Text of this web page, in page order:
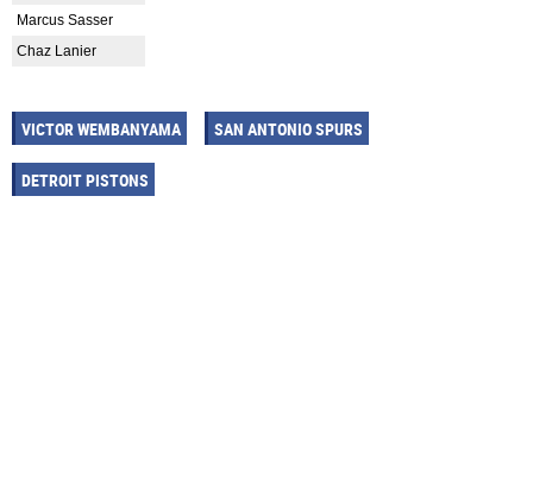
Marcus Sasser
Chaz Lanier
VICTOR WEMBANYAMA SAN ANTONIO SPURS
DETROIT PISTONS